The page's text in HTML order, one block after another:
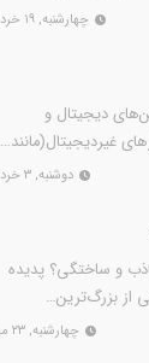
چهارشنبه, ۱۹ خرداد
دیجیتال و
غیردیجیتال(مانند…
دوشنبه, ۳ خرداد
و ساختگی؟ پدیده
از بزرگ‌ترین…
چهارشنبه, ۲۳ مهر